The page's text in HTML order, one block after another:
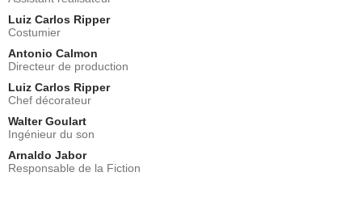
Luiz Carlos Ripper
Costumier
Antonio Calmon
Directeur de production
Luiz Carlos Ripper
Chef décorateur
Walter Goulart
Ingénieur du son
Arnaldo Jabor
Responsable de la Fiction